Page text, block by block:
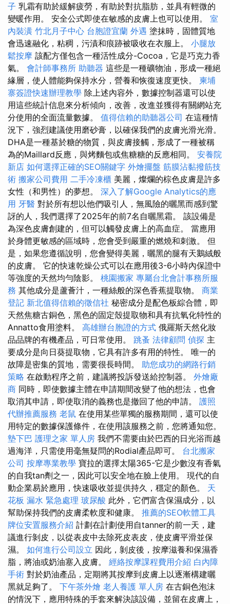
子 乳霜有助於緩解疲勞，有助於對抗脂肪，並具有輕微的
變暖作用。 安全公式即使在敏感的皮膚上也可以使用。 室
內裝潢 竹北月子中心 台胞證宜蘭 外遇 塗抹時，固體質地
會迅速融化，粘稠，污漬和痕跡被吸收在衣服上。 小腿放
鬆按摩 該配方僅包含一種活性成分-Cocoa，它是巧克力香
氣。 會計師事務所 助聽器 這些是一種礦物油，形成一種絕
緣層，使人體能夠保持水分，營養和恢復速度更快。 柬埔
寨簽證快速辦理教學 除上述內容外，數據控制器還可以使
用這些統計信息來分析傾向，改善，改進並獲得有關網站充
分使用的全面流量數據。 值得信賴的助聽器公司 在這種情
況下，強烈建議使用磨砂膏，以確保我們的皮膚光滑光滑。
DHA是一種基於糖的物質，與皮膚接觸，形成了一種被稱
為的Maillard反應，與烤麵包或焦糖糖的反應相同。 安養院
新店 如何選擇正確的SEO關鍵字 外燴擺盤 筋膜沾黏撥筋技
術 搬家公司費用 二手冷凍櫃 美麗，燦爛的棕色皮膚是許多
女性（和男性）的夢想。 深入了解Google Analytics的應
用 牙醫 對於所有想以他們吸引人，無風險的曬黑而感到驚
訝的人，我們選擇了2025年的前7名自曬黑霜。 該設備是
為深色皮膚創建的，但可以觸發皮膚上的高血症。 當應用
於身體更敏感的區域時，您會受到嚴重的燃燒和刺激。 但
是，如果您遵循說明，您會變得美麗，曬黑的腿有天鵝絨般
的皮膚。 它的快速乾燥公式可以在應用後3-6小時內保證中
等強度的天然均勻陰影。 桃園搬家 專屬台北會計事務所服
務 其他成分是蘆薈汁，一種絲般的深色香蕉提取物。 商業
登記 新北值得信賴的徵信社 秘密成分是配色板綜合體，即
天然焦糖古銅色，黑色的固定殼提取物和具有抗氧化特性的
Annatto食用塗料。 高雄辦台胞證的方式 俄羅斯天然化妝
品品牌的有機產品，可日常使用。 跳蚤 法律顧問 偵探 主
要成分是向日葵提取物，它具有許多有用的特性。 唯一的
故障是密集的質地，需要很長時間。 助您成功的網路行銷
策略 在啟動程序之前，建議將投訴發送給控制器。 外燴廠
商 同時，即使數據主體在申請期間改變了他的想法，也會
取消其申請，即使取消的義務也是撤回了他的申請。 護照
代辦推薦服務 老鼠 在使用某些單獨的服務期間，還可以使
用特定的數據保護條件，在使用該服務之前，您將通知您。
墊下巴 護理之家 單人房 我們不需要由於巴西的日光浴而越
過海洋，只需使用毫無疑問的Rodial產品即可。 台北搬家
公司 按摩專業教學 寶拉的選擇太陽365-它是少數沒有香氣
的自我tan劑之一，因此可以安全地在臉上使用。 現代的自
動企業易於應用，快速吸收並提供持久，穩定的顏色。 天
花板 漏水 緊急處理 玻尿酸 此外，它們富含保濕成分，以
幫助保持我們的皮膚柔軟度和健康。 推薦的SEO軟體工具
牌位安置服務介紹 計劃在計劃使用自tanner的前一天，建
議進行剝皮，以從表皮中去除死皮表皮，使皮膚平滑並保
濕。 如何進行公司設立 因此，剝皮後，按摩滋養和保濕香
脂，將油或奶油塞入皮膚。 經絡按摩課程費用介紹 白內障
手術 對於奶油產品，定期將其按摩到皮膚上以逐漸構建曬
黑就足夠了。 下午茶外燴 老人養護 單人房 在古銅色泡沫
的情況下，應用特殊的手套來解決該設備，並留在皮膚上，